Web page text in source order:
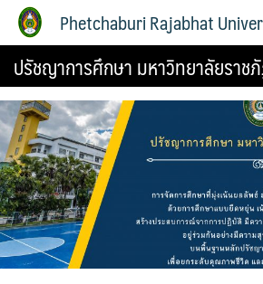
Phetchaburi Rajabhat
ปรัชญาการศึกษา มหาวิทยาลัยราช